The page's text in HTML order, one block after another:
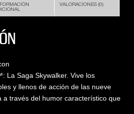
VALORACIONES (0)
La Saga Skywalker. Vive los
y llenos de acción de las nueve
a través del humor característico que